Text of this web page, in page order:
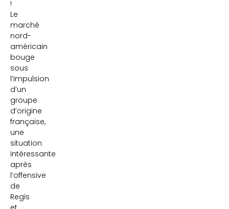
!
Le
marché
nord-
américain
bouge
sous
l’impulsion
d’un
groupe
d’origine
française,
une
situation
intéressante
après
l’offensive
de
Regis